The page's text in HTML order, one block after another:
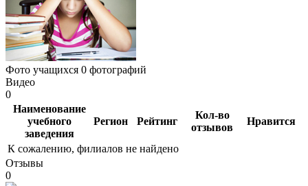
Фото учащихся 0 фотографий
Видео
0
Наименование
учебного
заведения
Регион Рейтинг
Кол-во
отзывов
Нравится
К сожалению, филиалов не найдено
Отзывы
0